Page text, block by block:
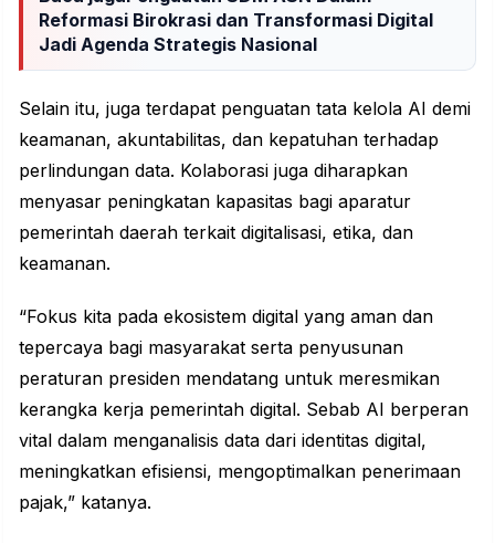
Reformasi Birokrasi dan Transformasi Digital
Jadi Agenda Strategis Nasional
Selain itu, juga terdapat penguatan tata kelola AI demi
keamanan, akuntabilitas, dan kepatuhan terhadap
perlindungan data. Kolaborasi juga diharapkan
menyasar peningkatan kapasitas bagi aparatur
pemerintah daerah terkait digitalisasi, etika, dan
keamanan.
“Fokus kita pada ekosistem digital yang aman dan
tepercaya bagi masyarakat serta penyusunan
peraturan presiden mendatang untuk meresmikan
kerangka kerja pemerintah digital. Sebab AI berperan
vital dalam menganalisis data dari identitas digital,
meningkatkan efisiensi, mengoptimalkan penerimaan
pajak,” katanya.